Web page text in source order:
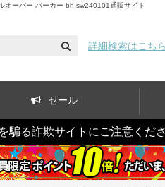
オーバー パーカー bh-sw240101通販サイト
詳細検索はこちら
セール
騙る詐欺サイトにご注意くだ